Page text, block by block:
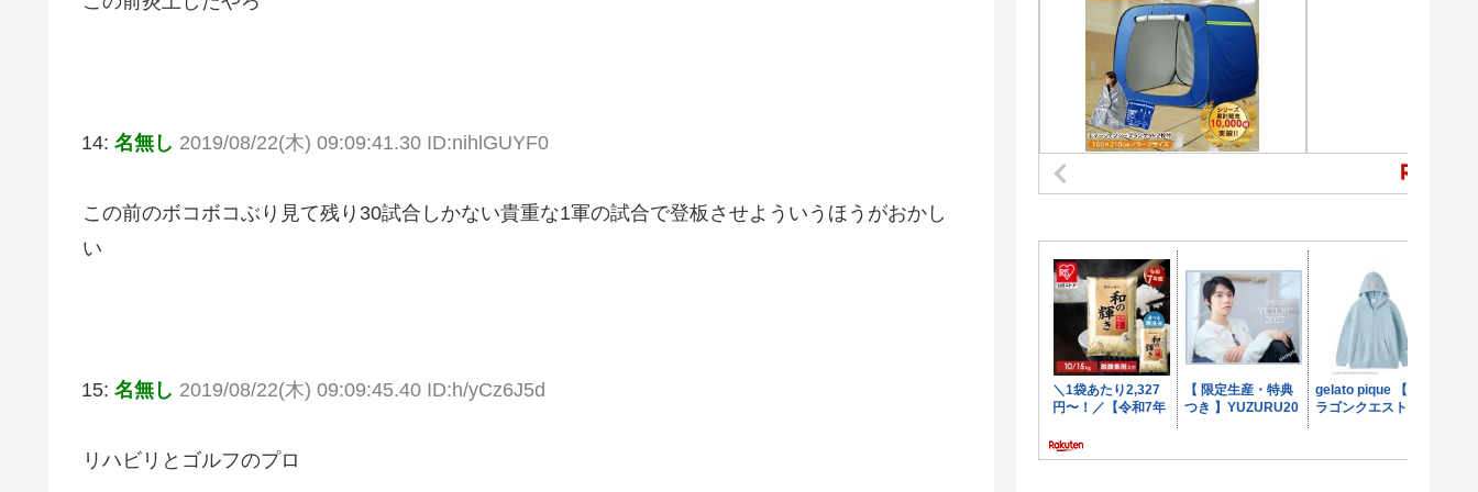
14: 名無し 2019/08/22(木) 09:09:41.30 ID:nihlGUYF0
この前のボコボコぶり見て残り30試合しかない貴重な1軍の試合で登板させよういうほうがおかし
い
15: 名無し 2019/08/22(木) 09:09:45.40 ID:h/yCz6J5d
リハビリとゴルフのプロ